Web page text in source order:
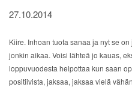
27.10.2014
Kiire. Inhoan tuota sanaa ja nyt se
jonkin aikaa. Voisi lähteä jo kauas,
loppuvuodesta helpottaa kun saan
positiivista, jaksaa, jaksaa vielä